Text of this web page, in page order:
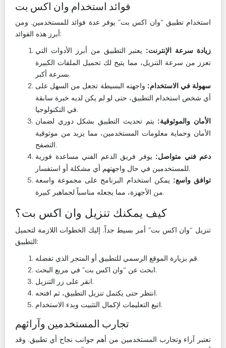
فوائد استخدام وان اكس بت
استخدام تطبيق “وان اكس بت” يوفر عدة فوائد للمستخدمين. ومن
أبرز هذه الفوائد:
زيادة سرعة الإنترنت: يعتبر التطبيق من أبرز الأدوات التي
تعزز من سرعة التنزيل، مما يتيح لك تحميل الملفات الكبيرة
بسرعة أكبر.
سهولة في الاستخدام: واجهته البسيطة تجعل من السهل على
أي شخص استخدام التطبيق، حتى لو لم يكن لديه خبرة سابقة
في التكنولوجيا.
الأمان والموثوقية: يتم تحديث التطبيق بشكل دوري لضمان
الأمان وحماية معلومات المستخدمين، مما يزيد من موثوقية
التصفح.
دعم فني متواصل: يوفر فريق الدعم الفني مساعدة فورية
للمستخدمين في حال واجهتهم أي مشكلة أو استفسار.
توافق واسع: يمكن استخدام البرنامج على مجموعة واسعة
من الأجهزة، مما يجعله مناسباً لجماهير كبيرة.
كيف يمكنك تنزيل وان اكس بت؟
تنزيل “وان اكس بت” أمر بسيط جداً. إليك الخطوات اللازمة لتحميل
التطبيق:
قم بزيارة الموقع الرسمي للتطبيق أو المتجر الذي تفضله.
ابحث عن “وان اكس بت” في مربع البحث.
انقر على زر التنزيل.
انتظر حتى يكتمل تنزيل التطبيق، ثم افتحه.
اتبع التعليمات لإكمال التثبيت وبدء الاستخدام.
تجارب المستخدمين وآرائهم
تعتبر آراء وتجارب المستخدمين من أهم جوانب نجاح أي تطبيق. وقد